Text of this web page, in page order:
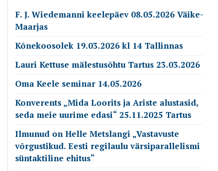
F. J. Wiedemanni keelepäev 08.05.2026 Väike-
Maarjas
Kõnekoosolek 19.03.2026 kl 14 Tallinnas
Lauri Kettuse mälestusõhtu Tartus 23.03.2026
Oma Keele seminar 14.05.2026
Konverents „Mida Loorits ja Ariste alustasid,
seda meie uurime edasi“ 25.11.2025 Tartus
Ilmunud on Helle Metslangi „Vastavuste
võrgustikud. Eesti regilaulu värsiparallelismi
süntaktiline ehitus“